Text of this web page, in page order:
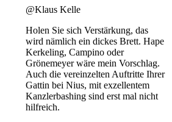
@Klaus Kelle
Holen Sie sich Verstärkung, das
wird nämlich ein dickes Brett. Hape
Kerkeling, Campino oder
Grönemeyer wäre mein Vorschlag.
Auch die vereinzelten Auftritte Ihrer
Gattin bei Nius, mit exzellentem
Kanzlerbashing sind erst mal nicht
hilfreich.